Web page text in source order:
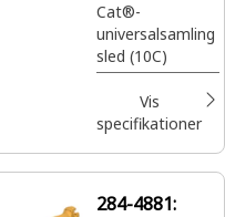
Cat®-
universalsamling
sled (10C)
Vis
specifikationer
284-4881: